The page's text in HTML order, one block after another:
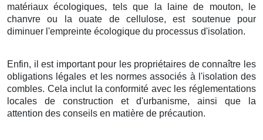
matériaux écologiques, tels que la laine de mouton, le
chanvre ou la ouate de cellulose, est soutenue pour
diminuer l'empreinte écologique du processus d'isolation.
Enfin, il est important pour les propriétaires de connaître les
obligations légales et les normes associés à l'isolation des
combles. Cela inclut la conformité avec les réglementations
locales de construction et d'urbanisme, ainsi que la
attention des conseils en matière de précaution.